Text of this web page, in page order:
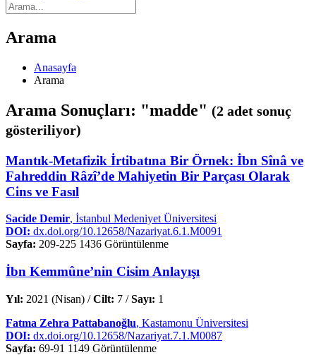
Arama
Anasayfa
Arama
Arama Sonuçları: "madde" (2 adet sonuç
gösteriliyor)
Mantık-Metafizik İrtibatına Bir Örnek: İbn Sînâ ve
Fahreddin Râzî’de Mahiyetin Bir Parçası Olarak
Cins ve Fasıl
Sacide Demir, İstanbul Medeniyet Üniversitesi
DOI: dx.doi.org/10.12658/Nazariyat.6.1.M0091
Sayfa: 209-225 1436 Görüntülenme
İbn Kemmûne’nin Cisim Anlayışı
Yıl: 2021 (Nisan) /Cilt: 7 /Sayı: 1
Fatma Zehra Pattabanoğlu, Kastamonu Üniversitesi
DOI: dx.doi.org/10.12658/Nazariyat.7.1.M0087
Sayfa: 69-91 1149 Görüntülenme